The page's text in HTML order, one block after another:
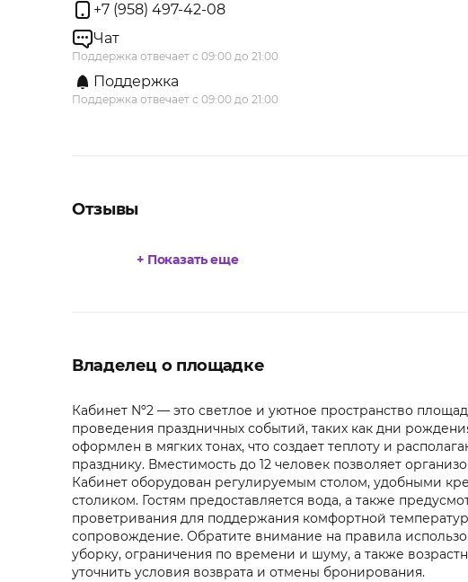
+7 (958) 497-42-08
Чат
Поддержка отвечает с 09:00 до 21:00
Поддержка
Поддержка отвечает с 09:00 до 21:00
Отзывы
+ Показать еще
Владелец о площадке
Кабинет Nº2 — это светлое и уютное пространство
проведения праздничных событий, таких как дни
оформлен в мягких тонах, что создает теплоту и
празднику. Вместимость до 12 человек позволяет
Кабинет оборудован регулируемым столом, удобными
столиком. Гостям предоставляется вода, а также
проветривания для поддержания комфортной
сопровождение. Обратите внимание на правила
уборку, ограничения по времени и шуму, а также
уточнить условия возврата и отмены бронирования.